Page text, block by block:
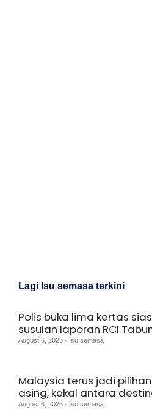
Lagi Isu semasa terkini
Polis buka lima kertas
susulan laporan RCI
August 6, 2026 · Isu semasa
Malaysia terus jadi
asing, kekal antara
August 6, 2026 · Isu semasa